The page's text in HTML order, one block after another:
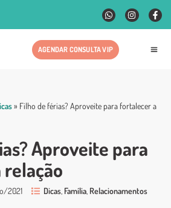
AGENDAR CONSULTA VIP
» Filho de férias? Aproveite para fortalecer a
Aproveite para
2021 Dicas Família Relacionamentos